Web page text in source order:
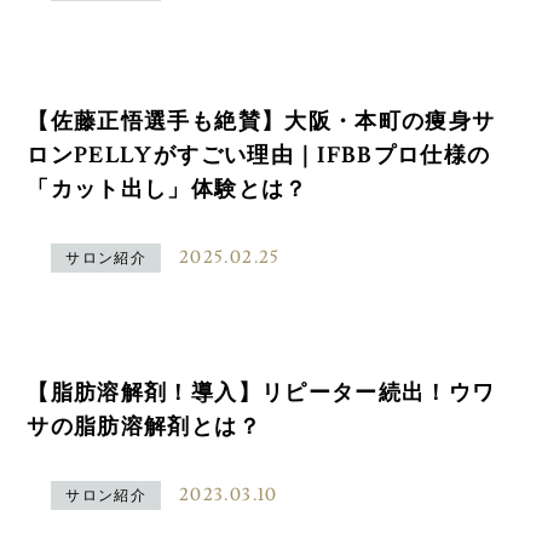
【佐藤正悟選手も絶賛】大阪・本町の痩身サ
ロンPELLYがすごい理由｜IFBBプロ仕様の
「カット出し」体験とは？
サロン紹介 2025.02.25
【脂肪溶解剤！導入】リピーター続出！ウワ
サの脂肪溶解剤とは？
サロン紹介 2023.03.10